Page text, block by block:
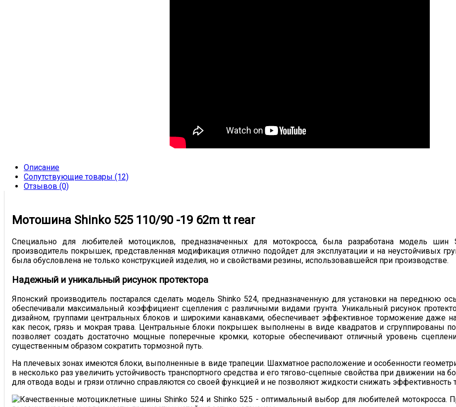
Описание
Сопутствующие товары (12)
Отзывов (0)
Мотошина Shinko 525 110/90 -19 62m tt rear
Специально для любителей мотоциклов, предназначенных для мотокросса, была разработана модель
производитель покрышек, представленная модификация отлично подойдет для эксплуатации и на неустойчивых
была обусловлена не только конструкцией изделия, но и свойствами резины, использовавшейся при производстве.
Надежный и уникальный рисунок протектора
Японский производитель постарался сделать модель Shinko 524, предназначенную для установки на переднюю
обеспечивали максимальный коэффициент сцепления с различными видами грунта. Уникальный рисунок
дизайном, группами центральных блоков и широкими канавками, обеспечивает эффективное торможение даже на
как песок, грязь и мокрая трава. Центральные блоки покрышек выполнены в виде квадратов и сгруппированы
позволяет создать достаточно мощные поперечные кромки, которые обеспечивают отличный уровень
существенным образом сократить тормозной путь.
На плечевых зонах имеются блоки, выполненные в виде трапеции. Шахматное расположение и особенности
в несколько раз увеличить устойчивость транспортного средства и его тягово-сцепные свойства при движении на
для отвода воды и грязи отлично справляются со своей функцией и не позволяют жидкости снижать эффективность